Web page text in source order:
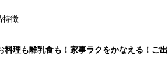
特徴
料理も離乳食も！家事ラクをかなえる！ご